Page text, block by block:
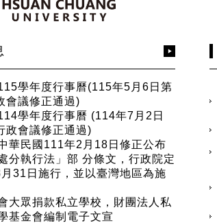
學年度行事曆(115年5月6日第
會議修正通過)
學年度行事曆 (114年7月2日
政會議修正通過)
華民國111年2月18日修正公布
分執行法」部 分條文，行政院定
31日施行，並以臺灣地區為施
大眾捐款私立學校，財團法人私
基金會編制電子文宣